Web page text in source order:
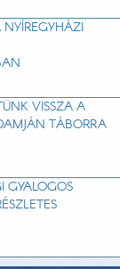
NYÍREGYHÁZI
VISSZA A
TÁBORRA
GYALOGOS